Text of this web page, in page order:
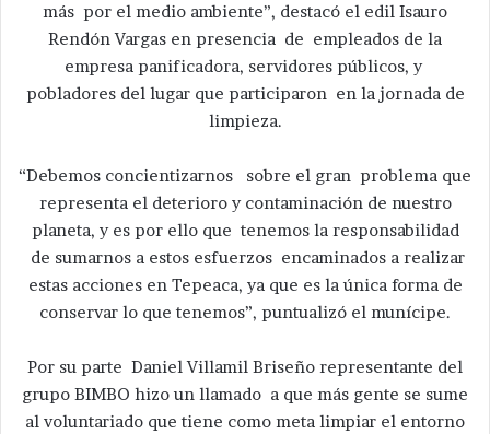
más por el medio ambiente”, destacó el edil Isauro
Rendón Vargas en presencia de empleados de la
empresa panificadora, servidores públicos, y
pobladores del lugar que participaron en la jornada de
limpieza.
“Debemos concientizarnos sobre el gran problema que
representa el deterioro y contaminación de nuestro
planeta, y es por ello que tenemos la responsabilidad
de sumarnos a estos esfuerzos encaminados a realizar
estas acciones en Tepeaca, ya que es la única forma de
conservar lo que tenemos”, puntualizó el munícipe.
Por su parte Daniel Villamil Briseño representante del
grupo BIMBO hizo un llamado a que más gente se sume
al voluntariado que tiene como meta limpiar el entorno